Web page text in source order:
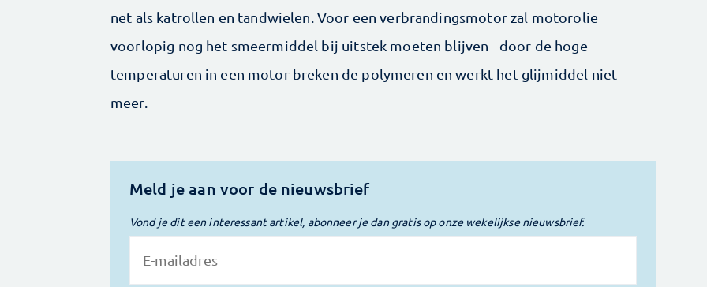
net als katrollen en tandwielen. Voor een verbrandingsmotor zal motorolie
voorlopig nog het smeermiddel bij uitstek moeten blijven - door de hoge
temperaturen in een motor breken de polymeren en werkt het glijmiddel niet
meer.
Meld je aan voor de nieuwsbrief
Vond je dit een interessant artikel, abonneer je dan gratis op onze wekelijkse nieuwsbrief.